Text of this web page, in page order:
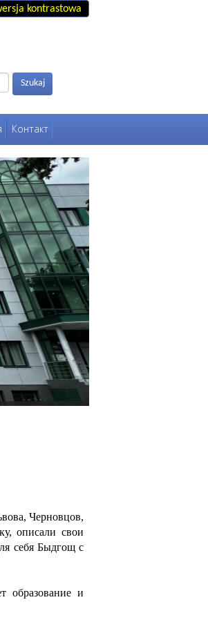
kontrastowa
Szukaj
Szukaj
Контакт
Черновцов,
описали свои
себя Быдгощ с
образование и